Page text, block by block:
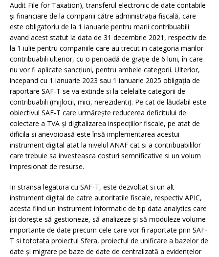
Audit File for Taxation), transferul electronic de date contabile
și financiare de la companii către administrația fiscală, care
este obligatoriu de la 1 ianuarie pentru marii contribuabili
avand acest statut la data de 31 decembrie 2021, respectiv de
la 1 iulie pentru companiile care au trecut in categoria marilor
contribuabili ulterior, cu o perioadă de grație de 6 luni, în care
nu vor fi aplicate sancțiuni, pentru ambele categorii. Ulterior,
incepand cu 1 ianuarie 2023 sau 1 ianuarie 2025 obligația de
raportare SAF-T se va extinde si la celelalte categorii de
contribuabili (mijlocii, mici, nerezidenti). Pe cat de lăudabil este
obiectivul SAF-T care urmărește reducerea deficitului de
colectare a TVA și digitalizarea inspecțiilor fiscale, pe atat de
dificila si anevoioasă este însă implementarea acestui
instrument digital atat la nivelul ANAF cat si a contribuabililor
care trebuie sa investeasca costuri semnificative si un volum
impresionat de resurse.
In stransa legatura cu SAF-T, este dezvoltat si un alt
instrument digital de catre autoritatile fiscale, respectiv APIC,
acesta fiind un instrument informatic de tip data analytics care
își dorește să gestioneze, să analizeze și să moduleze volume
importante de date precum cele care vor fi raportate prin SAF-
T si tototata proiectul Sfera, proiectul de unificare a bazelor de
date și migrare pe baze de date de centralizată a evidențelor